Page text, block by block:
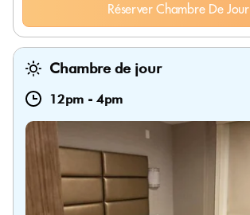
Réserver Chambre De Jour
Chambre de jour
12pm - 4pm